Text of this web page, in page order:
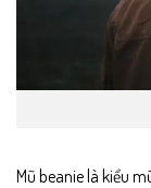
Mũ beanie là kiểu